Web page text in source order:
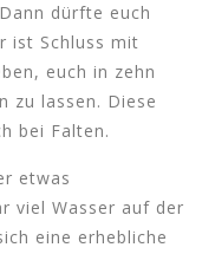
dürfte euch
ist Schluss mit
euch in zehn
zu lassen. Diese
bei Falten.
etwas
viel Wasser auf der
eine erhebliche